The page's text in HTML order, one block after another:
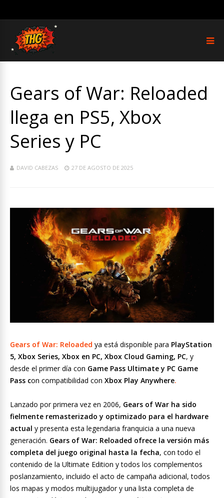
Gears of War: Reloaded
llega en PS5, Xbox
Series y PC
DAVID CABEZAS 27 DE AGOSTO DE 2025
Gears of War: Reloaded ya está disponible para PlayStation
5, Xbox Series, Xbox en PC, Xbox Cloud Gaming, PC, y
desde el primer día con Game Pass Ultimate y PC Game
Pass con compatibilidad con Xbox Play Anywhere.
Lanzado por primera vez en 2006, Gears of War ha sido
fielmente remasterizado y optimizado para el hardware
actual y presenta esta legendaria franquicia a una nueva
generación. Gears of War: Reloaded ofrece la versión más
completa del juego original hasta la fecha, con todo el
contenido de la Ultimate Edition y todos los complementos
poslanzamiento, incluido el acto de campaña adicional, todos
los mapas y modos multijugador y una lista completa de